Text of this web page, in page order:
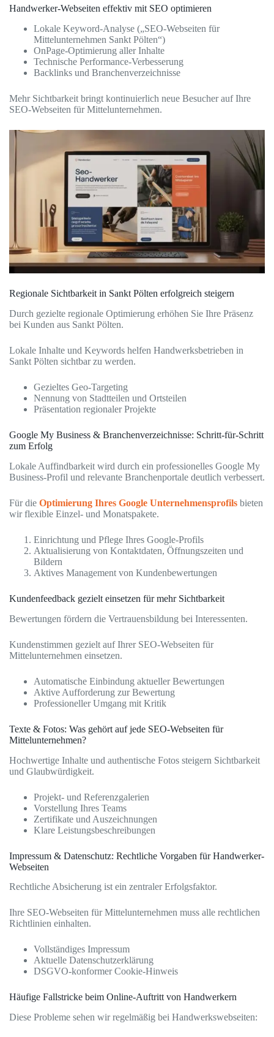
Handwerker-Webseiten effektiv mit SEO optimieren
Lokale Keyword-Analyse („SEO-Webseiten für
Mittelunternehmen Sankt Pölten“)
OnPage-Optimierung aller Inhalte
Technische Performance-Verbesserung
Backlinks und Branchenverzeichnisse
Mehr Sichtbarkeit bringt kontinuierlich neue Besucher auf Ihre
SEO-Webseiten für Mittelunternehmen.
Regionale Sichtbarkeit in Sankt Pölten erfolgreich steigern
Durch gezielte regionale Optimierung erhöhen Sie Ihre Präsenz
bei Kunden aus Sankt Pölten.
Lokale Inhalte und Keywords helfen Handwerksbetrieben in
Sankt Pölten sichtbar zu werden.
Gezieltes Geo-Targeting
Nennung von Stadtteilen und Ortsteilen
Präsentation regionaler Projekte
Google My Business & Branchenverzeichnisse: Schritt-für-Schritt
zum Erfolg
Lokale Auffindbarkeit wird durch ein professionelles Google My
Business-Profil und relevante Branchenportale deutlich verbessert.
Für die Optimierung Ihres Google Unternehmensprofils bieten
wir flexible Einzel- und Monatspakete.
Einrichtung und Pflege Ihres Google-Profils
Aktualisierung von Kontaktdaten, Öffnungszeiten und
Bildern
Aktives Management von Kundenbewertungen
Kundenfeedback gezielt einsetzen für mehr Sichtbarkeit
Bewertungen fördern die Vertrauensbildung bei Interessenten.
Kundenstimmen gezielt auf Ihrer SEO-Webseiten für
Mittelunternehmen einsetzen.
Automatische Einbindung aktueller Bewertungen
Aktive Aufforderung zur Bewertung
Professioneller Umgang mit Kritik
Texte & Fotos: Was gehört auf jede SEO-Webseiten für
Mittelunternehmen?
Hochwertige Inhalte und authentische Fotos steigern Sichtbarkeit
und Glaubwürdigkeit.
Projekt- und Referenzgalerien
Vorstellung Ihres Teams
Zertifikate und Auszeichnungen
Klare Leistungsbeschreibungen
Impressum & Datenschutz: Rechtliche Vorgaben für Handwerker-
Webseiten
Rechtliche Absicherung ist ein zentraler Erfolgsfaktor.
Ihre SEO-Webseiten für Mittelunternehmen muss alle rechtlichen
Richtlinien einhalten.
Vollständiges Impressum
Aktuelle Datenschutzerklärung
DSGVO-konformer Cookie-Hinweis
Häufige Fallstricke beim Online-Auftritt von Handwerkern
Diese Probleme sehen wir regelmäßig bei Handwerkswebseiten: